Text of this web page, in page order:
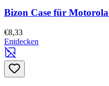
Bizon Case für
€8,33
Entdecken